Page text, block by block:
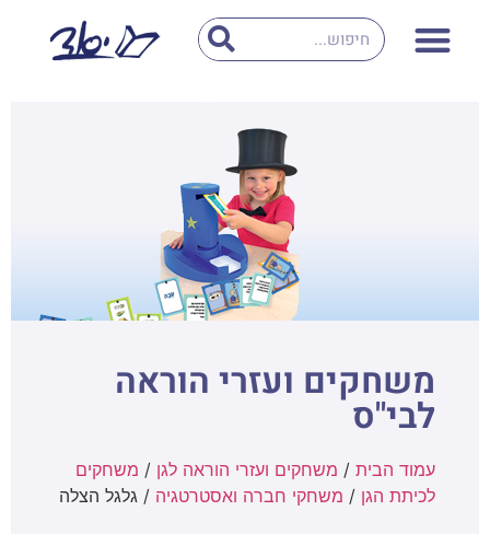
משחקים ועזרי הוראה
לבי"ס
עמוד הבית / משחקים ועזרי הוראה לגן / משחקים
לכיתת הגן / משחקי חברה ואסטרטגיה / גלגל הצלה